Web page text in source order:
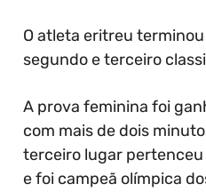
O atleta eritreu
segundo e terceiro
A prova feminina foi
com mais de dois
terceiro lugar
e foi campeã olímpica